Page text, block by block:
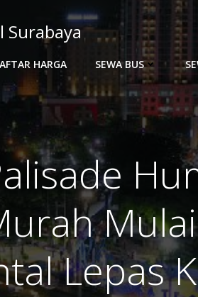
Surabaya
HARGA SEWA BUS
Lepas